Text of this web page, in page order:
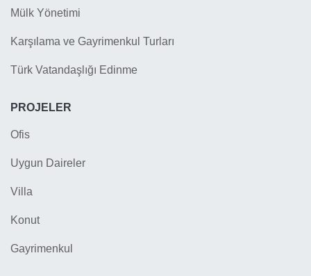
Mülk Yönetimi
Karşılama ve Gayrimenkul Turları
Türk Vatandaşlığı Edinme
PROJELER
Ofis
Uygun Daireler
Villa
Konut
Gayrimenkul